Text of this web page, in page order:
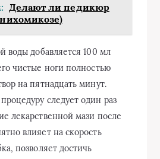
Делают ли педикюр
воды добавляется 100 мл
чистые ноги полностью
на пятнадцать минут.
следует один раз
лекарственной мази после
влияет на скорость
позволяет достичь